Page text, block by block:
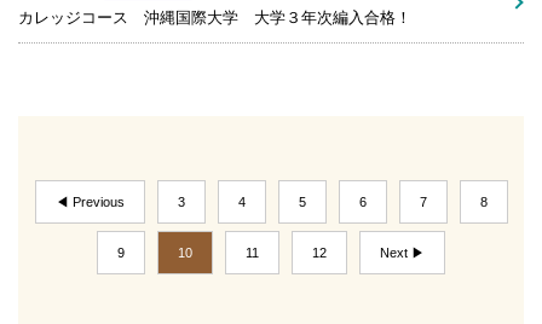
カレッジコース 沖縄国際大学 大学３年次編入合格！
◀ Previous 3 4 5 6 7 8
9 10 11 12 Next ▶